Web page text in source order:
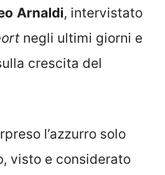
Arnaldi, intervistato
negli ultimi giorni e
crescita del
l’azzurro solo
visto e considerato